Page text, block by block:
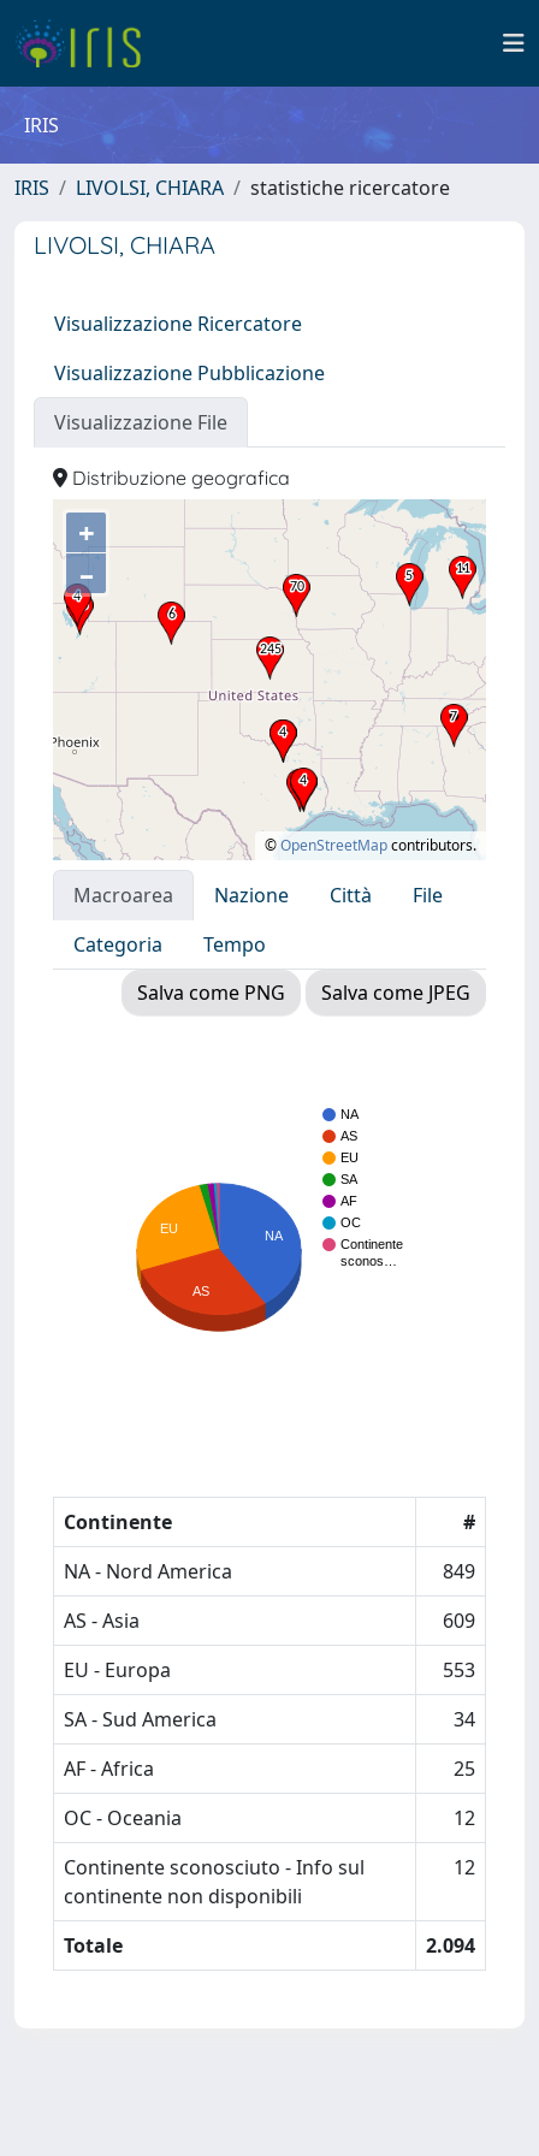
IRIS
IRIS LIVOLSI, CHIARA statistiche ricercatore
LIVOLSI, CHIARA
Visualizzazione Ricercatore
Visualizzazione Pubblicazione
Visualizzazione File
Distribuzione geografica
+
–
©OpenStreetMapcontributors.
Macroarea Nazione Città
File
Categoria
Tempo
Salva come PNG
Salva come JPEG
NA
AS
EU
SA
AF
OC
Continente
sconos…
NA
EU
AS
Continente
#
NA - Nord America
849
AS - Asia
609
EU - Europa
553
SA - Sud America
34
AF - Africa
25
OC - Oceania
12
Continente sconosciuto - Info sul
continente non disponibili
12
Totale 2.094